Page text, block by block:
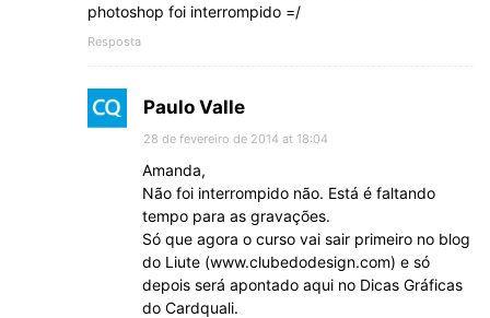
photoshop foi interrompido =/
Resposta
Paulo Valle
28 de fevereiro de 2014 at 18:04
Amanda,
Não foi interrompido não. Está é faltando
tempo para as gravações.
Só que agora o curso vai sair primeiro no blog
do Liute (www.clubedodesign.com) e só
depois será apontado aqui no Dicas Gráficas
do Cardquali.